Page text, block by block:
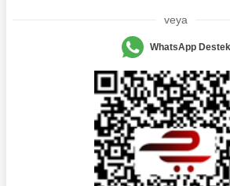
veya
WhatsApp Destek